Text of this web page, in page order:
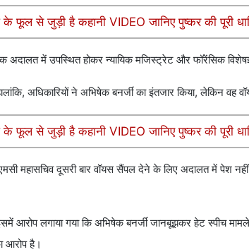
फूल से जुड़ी है कहानी VIDEO जानिए पुष्कर की पूरी
में उपस्थित होकर न्यायिक मजिस्ट्रेट और फॉरेंसिक
अधिकारियों ने अभिषेक बनर्जी का इंतजार किया, लेकिन
फूल से जुड़ी है कहानी VIDEO जानिए पुष्कर की पूरी
महासचिव दूसरी बार वॉयस सैंपल देने के लिए अदालत में पेश
आरोप लगाया गया कि अभिषेक बनर्जी जानबूझकर हेट स्पीच
आरोप है।